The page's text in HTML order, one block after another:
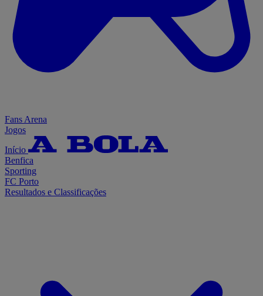
Fans Arena
Jogos
Início
Benfica
Sporting
FC Porto
Resultados e Classificações